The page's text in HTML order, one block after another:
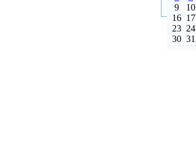
9
10
16 17
23 24
30 31